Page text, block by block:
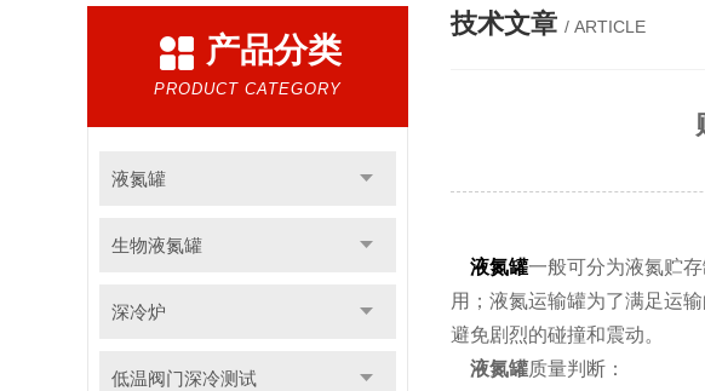
产品分类
PRODUCT CATEGORY
液氮罐
生物液氮罐
深冷炉
低温阀门深冷测试
技术文章 / ARTICLE
液氮罐一般可分为液氮贮
用；液氮运输罐为了满足运
避免剧烈的碰撞和震动。
液氮罐质量判断：